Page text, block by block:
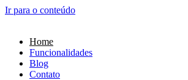
Ir para o conteúdo
Home
Funcionalidades
Blog
Contato